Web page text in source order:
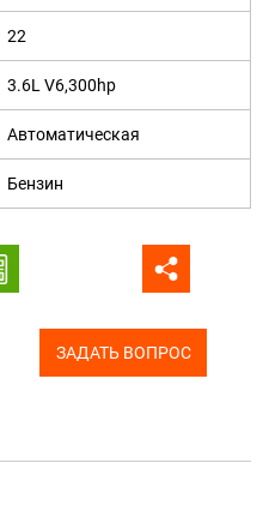
22
3.6L V6,300hp
Автоматическая
Бензин
ЗАДАТЬ ВОПРОС